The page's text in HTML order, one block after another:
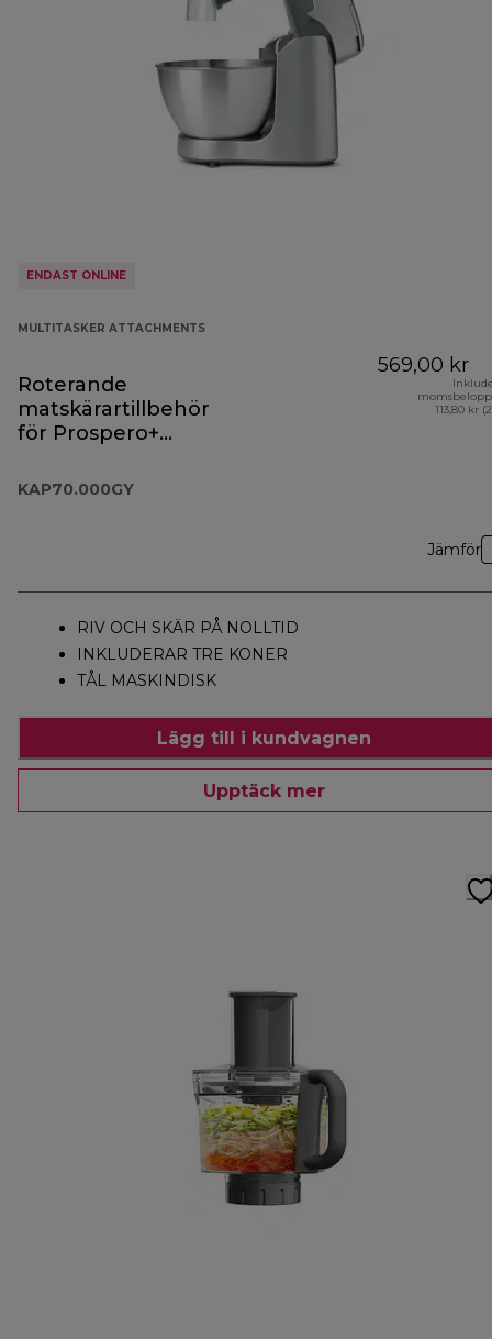
ENDAST ONLINE
MULTITASKER ATTACHMENTS
Roterande
matskärartillbehör
för Prospero+
KAP70.000GY
569,00 kr
113,80 kr
Jämför
RIV OCH SKÄR PÅ NOLLTID
INKLUDERAR TRE KONER
TÅL MASKINDISK
Lägg till i kundvagnen
Upptäck mer